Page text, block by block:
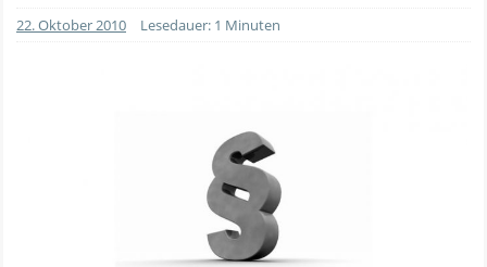
22. Oktober 2010 Lesedauer: 1 Minuten